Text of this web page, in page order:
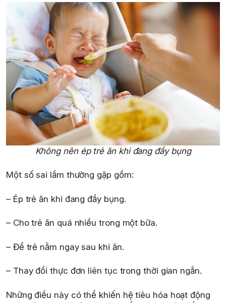
Không nên ép trẻ ăn khi đang đầy bụng
Một số sai lầm thường gặp gồm:
– Ép trẻ ăn khi đang đầy bụng.
– Cho trẻ ăn quá nhiều trong một bữa.
– Để trẻ nằm ngay sau khi ăn.
– Thay đổi thực đơn liên tục trong thời gian ngắn.
Những điều này có thể khiến hệ tiêu hóa hoạt động